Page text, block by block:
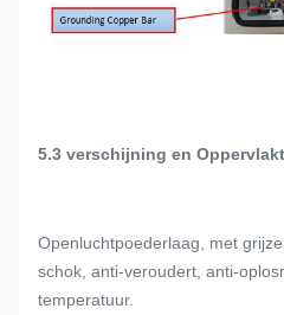
5.3 verschijning en
Openluchtpoederlaag, met
schok, anti-veroudert, anti-
temperatuur.